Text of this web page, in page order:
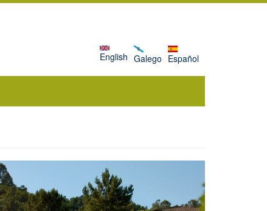
English Galego Español